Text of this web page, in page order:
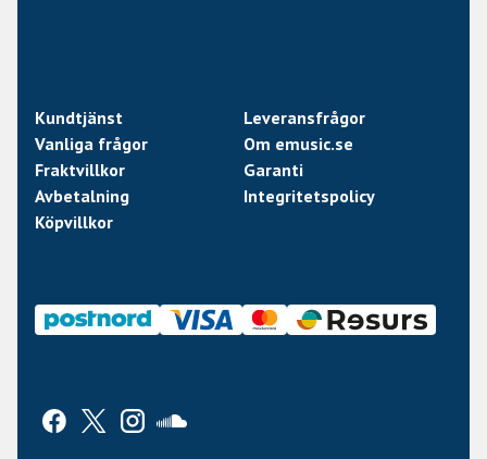
Kundtjänst
Leveransfrågor
Vanliga frågor
Om emusic.se
Fraktvillkor
Garanti
Avbetalning
Integritetspolicy
Köpvillkor